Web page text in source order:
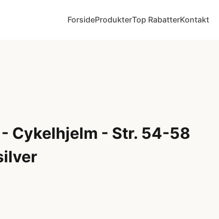
ForsideProdukterTop RabatterKontakt
Cykelhjelm - Str. 54-58